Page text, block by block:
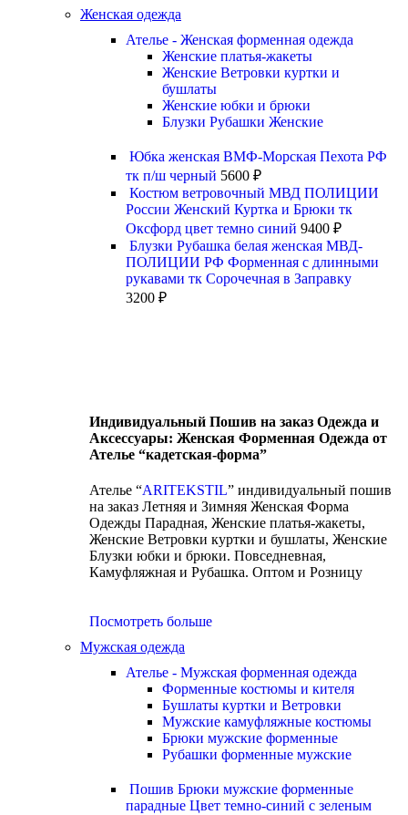
Женская одежда
Ателье - Женская форменная одежда
Женские платья-жакеты
Женские Ветровки куртки и
бушлаты
Женские юбки и брюки
Блузки Рубашки Женские
Юбка женская ВМФ-Морская Пехота РФ
тк п/ш черный 5600 ₽
Костюм ветровочный МВД ПОЛИЦИИ
России Женский Куртка и Брюки тк
Оксфорд цвет темно синий 9400 ₽
Блузки Рубашка белая женская МВД-
ПОЛИЦИИ РФ Форменная с длинными
рукавами тк Сорочечная в Заправку
3200 ₽
Индивидуальный Пошив на заказ Одежда и
Аксессуары: Женская Форменная Одежда от
Ателье “кадетская-форма”
Ателье “ARITEKSTIL” индивидуальный пошив
на заказ Летняя и Зимняя Женская Форма
Одежды Парадная, Женские платья-жакеты,
Женские Ветровки куртки и бушлаты, Женские
Блузки юбки и брюки. Повседневная,
Камуфляжная и Рубашка. Оптом и Розницу
Посмотреть больше
Мужская одежда
Ателье - Мужская форменная одежда
Форменные костюмы и кителя
Бушлаты куртки и Ветровки
Мужские камуфляжные костюмы
Брюки мужские форменные
Рубашки форменные мужские
Пошив Брюки мужские форменные
парадные Цвет темно-синий с зеленым